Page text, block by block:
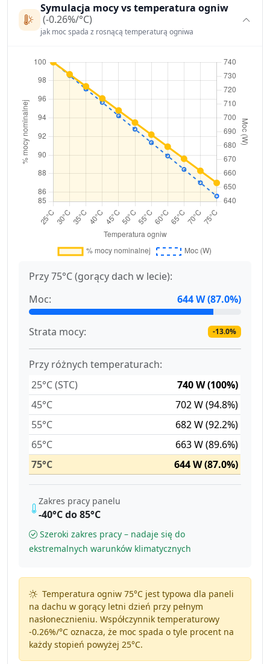
Symulacja mocy vs temperatura ogniw
(-0.26%/°C)
jak moc spada z rosnącą temperaturą ogniwa
Przy 75°C (gorący dach w lecie):
Moc:
644 W (87.0%)
Strata mocy: -13.0%
Przy różnych temperaturach:
25°C (STC)
740 W (100%)
45°C
702 W (94.8%)
55°C
682 W (92.2%)
65°C
663 W (89.6%)
75°C
644 W (87.0%)
Zakres pracy panelu
-40°C do 85°C
Szeroki zakres pracy – nadaje się do
ekstremalnych warunków klimatycznych
Temperatura ogniw 75°C jest typowa dla paneli
na dachu w gorący letni dzień przy pełnym
nasłonecznieniu. Współczynnik temperaturowy
-0.26%/°Coznacza, że moc spada o tyle procent na
każdy stopień powyżej 25°C.